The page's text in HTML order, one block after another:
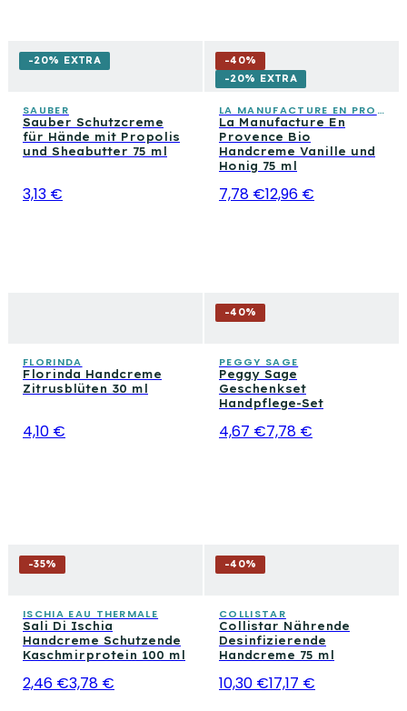
-20% EXTRA
SAUBER
Sauber Schutzcreme
für Hände mit Propolis
und Sheabutter 75 ml
3,13 €
-40%
-20% EXTRA
LA MANUFACTURE EN PROVENCE
La Manufacture En
Provence Bio
Handcreme Vanille und
Honig 75 ml
7,78 €12,96 €
FLORINDA
Florinda Handcreme
Zitrusblüten 30 ml
4,10 €
-40%
PEGGY SAGE
Peggy Sage
Geschenkset
Handpflege-Set
4,67 €7,78 €
-35%
ISCHIA EAU THERMALE
Sali Di Ischia
Handcreme Schutzende
Kaschmirprotein 100 ml
2,46 €3,78 €
-40%
COLLISTAR
Collistar Nährende
Desinfizierende
Handcreme 75 ml
10,30 €17,17 €